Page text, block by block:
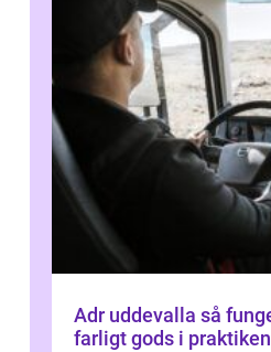
Adr uddevalla så fungerar utbildning i
farligt gods i praktiken